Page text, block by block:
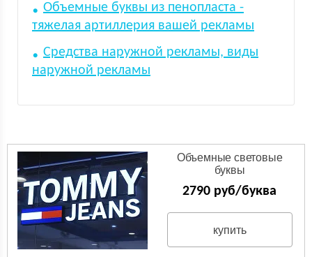
Объемные буквы из пенопласта -
тяжелая артиллерия вашей рекламы
Средства наружной рекламы, виды
наружной рекламы
Объемные световые
буквы
2790 руб/буква
купить